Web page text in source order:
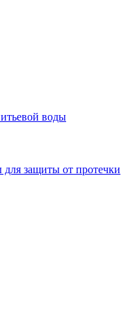
воды
защиты от протечки